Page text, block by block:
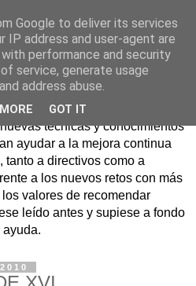
- Nuevo
mediante la lectura de libros
técnicas y conocimientos
ayudar a la mejora continua
tanto a directivos como a
a los nuevos retos con más
valores de recomendar
leído antes y supiese a fondo
Google to deliver its services
IP address and user-agent are
performance and security
service, generate usage
address abuse.
GOT IT